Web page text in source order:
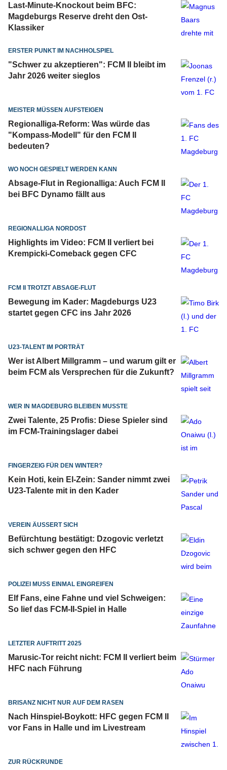
Last-Minute-Knockout beim BFC:
Magdeburgs Reserve dreht den Ost-
Klassiker
ERSTER PUNKT IM NACHHOLSPIEL
"Schwer zu akzeptieren": FCM II bleibt im
Jahr 2026 weiter sieglos
MEISTER MÜSSEN AUFSTEIGEN
Regionalliga-Reform: Was würde das
"Kompass-Modell" für den FCM II
bedeuten?
WO NOCH GESPIELT WERDEN KANN
Absage-Flut in Regionalliga: Auch FCM II
bei BFC Dynamo fällt aus
REGIONALLIGA NORDOST
Highlights im Video: FCM II verliert bei
Krempicki-Comeback gegen CFC
FCM II TROTZT ABSAGE-FLUT
Bewegung im Kader: Magdeburgs U23
startet gegen CFC ins Jahr 2026
U23-TALENT IM PORTRÄT
Wer ist Albert Millgramm – und warum gilt er
beim FCM als Versprechen für die Zukunft?
WER IN MAGDEBURG BLEIBEN MUSSTE
Zwei Talente, 25 Profis: Diese Spieler sind
im FCM-Trainingslager dabei
FINGERZEIG FÜR DEN WINTER?
Kein Hoti, kein El-Zein: Sander nimmt zwei
U23-Talente mit in den Kader
VEREIN ÄUSSERT SICH
Befürchtung bestätigt: Dzogovic verletzt
sich schwer gegen den HFC
POLIZEI MUSS EINMAL EINGREIFEN
Elf Fans, eine Fahne und viel Schweigen:
So lief das FCM-II-Spiel in Halle
LETZTER AUFTRITT 2025
Marusic-Tor reicht nicht: FCM II verliert beim
HFC nach Führung
BRISANZ NICHT NUR AUF DEM RASEN
Nach Hinspiel-Boykott: HFC gegen FCM II
vor Fans in Halle und im Livestream
ZUR RÜCKRUNDE